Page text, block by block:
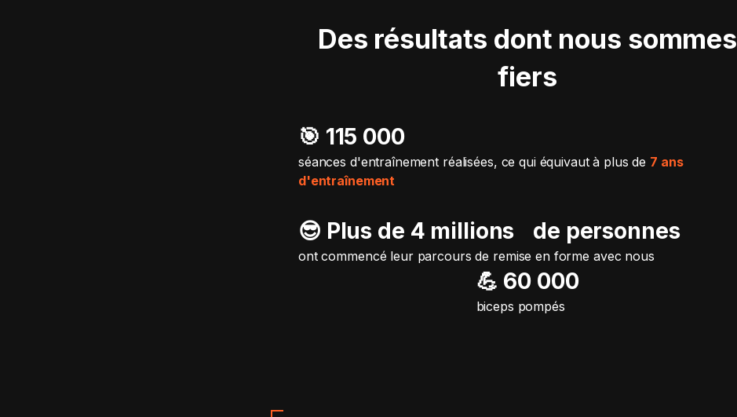
Des résultats dont nous sommes
fiers
😎 Plus de 4 millions de personnes
ont commencé leur parcours de remise en forme avec nous
🎯️ 115 000
séances d'entraînement réalisées, ce qui équivaut à plus de 7 ans
d'entraînement
💪 60 000
biceps pompés